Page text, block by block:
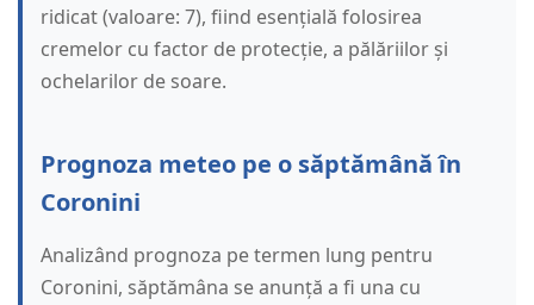
ridicat (valoare: 7), fiind esențială folosirea
cremelor cu factor de protecție, a pălăriilor și
ochelarilor de soare.
Prognoza meteo pe o săptămână în
Coronini
Analizând prognoza pe termen lung pentru
Coronini, săptămâna se anunță a fi una cu